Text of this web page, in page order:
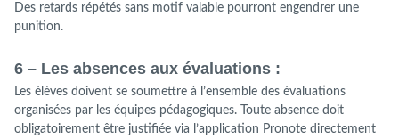
Des retards répétés sans motif valable pourront engendrer une
punition.
6 – Les absences aux évaluations :
Les élèves doivent se soumettre à l’ensemble des évaluations
organisées par les équipes pédagogiques. Toute absence doit
obligatoirement être justifiée via l’application Pronote directement